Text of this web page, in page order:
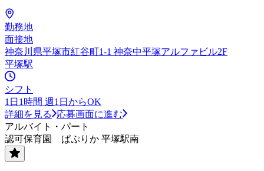
勤務地
面接地
神奈川県平塚市紅谷町1-1 神奈中平塚アルファビル2F
平塚駅
シフト
1日1時間 週1日からOK
詳細を見る
応募画面に進む
アルバイト・パート
認可保育園 ぱぷりか 平塚駅南